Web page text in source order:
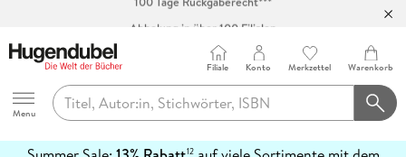
Abholung in über 100 Filialen
Hugendubel
Menu
Filiale Konto Merkzettel Warenkorb
12